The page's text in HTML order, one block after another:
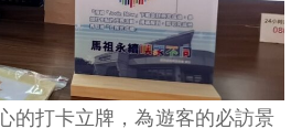
的打卡立牌，為遊客的必訪景